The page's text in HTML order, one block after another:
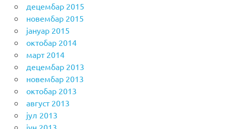
децембар 2015
новембар 2015
јануар 2015
октобар 2014
март 2014
децембар 2013
новембар 2013
октобар 2013
август 2013
јул 2013